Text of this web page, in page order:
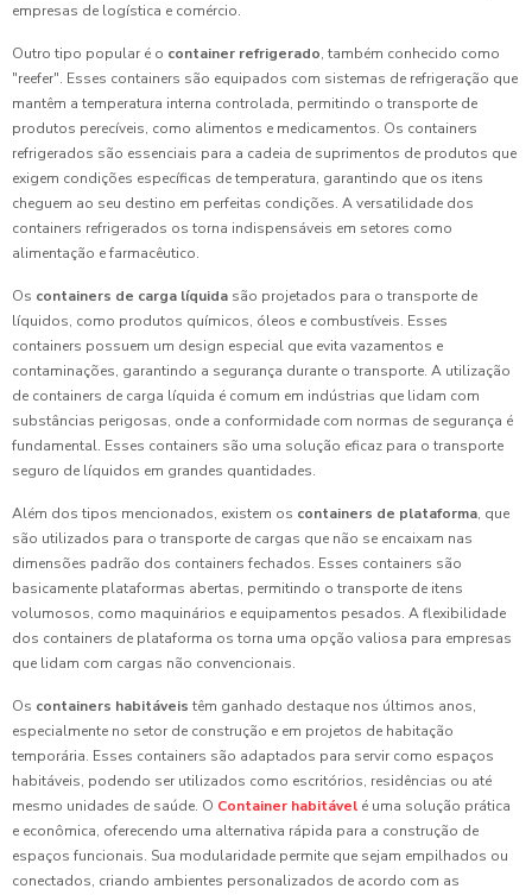
empresas de logística e comércio.
Outro tipo popular é o container refrigerado, também conhecido como
"reefer". Esses containers são equipados com sistemas de refrigeração que
mantêm a temperatura interna controlada, permitindo o transporte de
produtos perecíveis, como alimentos e medicamentos. Os containers
refrigerados são essenciais para a cadeia de suprimentos de produtos que
exigem condições específicas de temperatura, garantindo que os itens
cheguem ao seu destino em perfeitas condições. A versatilidade dos
containers refrigerados os torna indispensáveis em setores como
alimentação e farmacêutico.
Os containers de carga líquida são projetados para o transporte de
líquidos, como produtos químicos, óleos e combustíveis. Esses
containers possuem um design especial que evita vazamentos e
contaminações, garantindo a segurança durante o transporte. A utilização
de containers de carga líquida é comum em indústrias que lidam com
substâncias perigosas, onde a conformidade com normas de segurança é
fundamental. Esses containers são uma solução eficaz para o transporte
seguro de líquidos em grandes quantidades.
Além dos tipos mencionados, existem os containers de plataforma, que
são utilizados para o transporte de cargas que não se encaixam nas
dimensões padrão dos containers fechados. Esses containers são
basicamente plataformas abertas, permitindo o transporte de itens
volumosos, como maquinários e equipamentos pesados. A flexibilidade
dos containers de plataforma os torna uma opção valiosa para empresas
que lidam com cargas não convencionais.
Os containers habitáveis têm ganhado destaque nos últimos anos,
especialmente no setor de construção e em projetos de habitação
temporária. Esses containers são adaptados para servir como espaços
habitáveis, podendo ser utilizados como escritórios, residências ou até
mesmo unidades de saúde. O Container habitável é uma solução prática
e econômica, oferecendo uma alternativa rápida para a construção de
espaços funcionais. Sua modularidade permite que sejam empilhados ou
conectados, criando ambientes personalizados de acordo com as